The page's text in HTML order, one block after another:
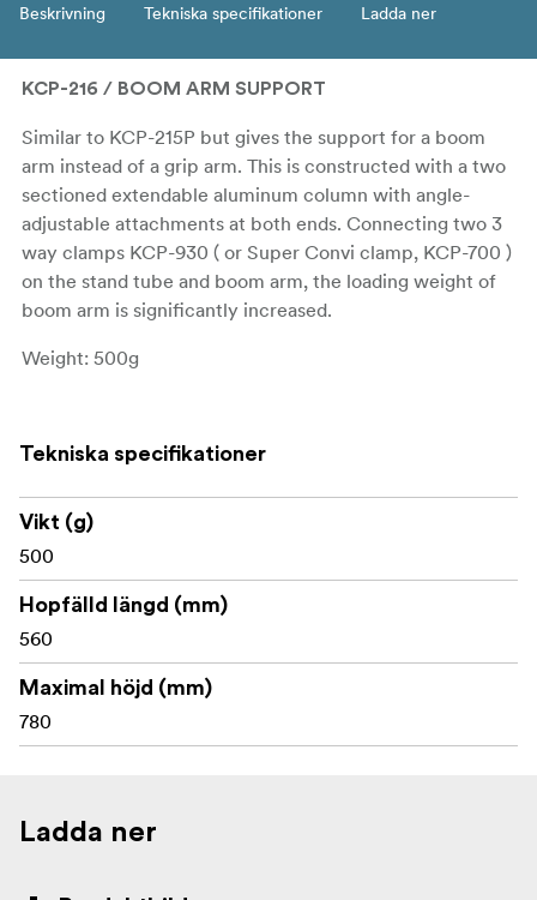
Beskrivning Tekniska specifikationer Ladda ner
KCP-216 / BOOM ARM SUPPORT
Similar to KCP-215P but gives the support for a boom
arm instead of a grip arm. This is constructed with a two
sectioned extendable aluminum column with angle-
adjustable attachments at both ends. Connecting two 3
way clamps KCP-930 ( or Super Convi clamp, KCP-700 )
on the stand tube and boom arm, the loading weight of
boom arm is significantly increased.
Weight: 500g
Tekniska specifikationer
Vikt (g)
500
Hopfälld längd (mm)
560
Maximal höjd (mm)
780
Ladda ner